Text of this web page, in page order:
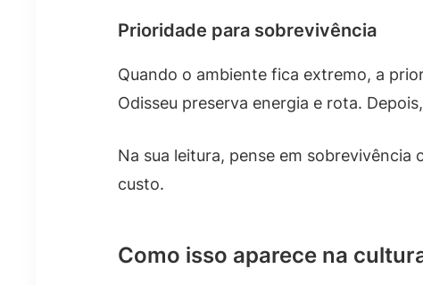
Prioridade para sobrevivência
Quando o ambiente fica extremo, a
Odisseu preserva energia e rota.
Na sua leitura, pense em
custo.
Como isso aparece na